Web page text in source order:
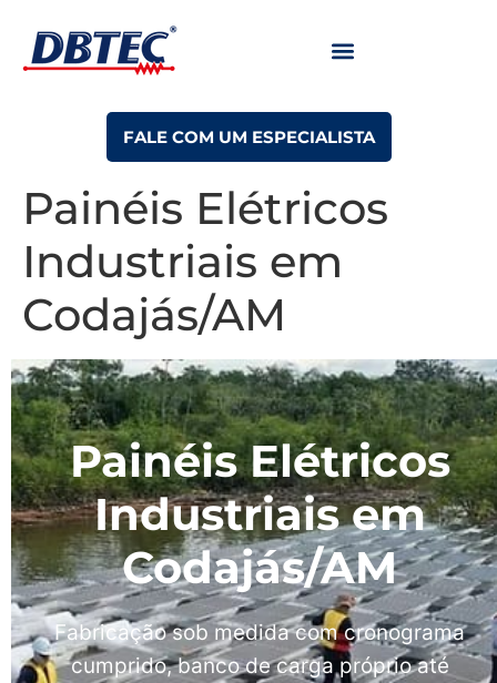
FALE COM UM ESPECIALISTA
Painéis Elétricos
Industriais em
Codajás/AM
Painéis Elétricos
Industriais em
Codajás/AM
Fabricação sob medida com cronograma
cumprido, banco de carga próprio até